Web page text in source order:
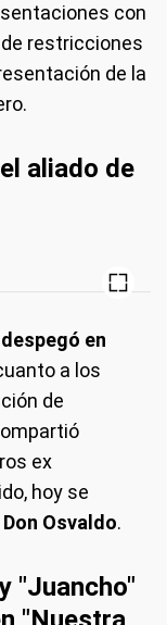
con
restricciones
de la
aliado de
en
a los
de
ex
hoy se
Don Osvaldo.
"Juancho"